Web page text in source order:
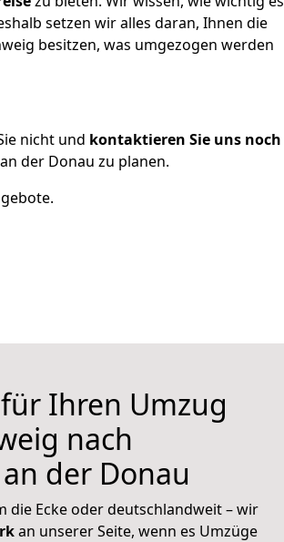
setzen wir alles daran, Ihnen die
besitzen, was umgezogen werden
nicht und kontaktieren Sie uns noch
der Donau zu planen.
Ihren Umzug
nach
der Donau
die Ecke oder deutschlandweit – wir
an unserer Seite, wenn es Umzüge